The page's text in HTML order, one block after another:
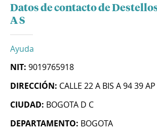
Datos de contacto de
A S
Ayuda
NIT: 9019765918
DIRECCIÓN: CALLE 22 A BIS A 94 39
CIUDAD: BOGOTA D C
DEPARTAMENTO: BOGOTA